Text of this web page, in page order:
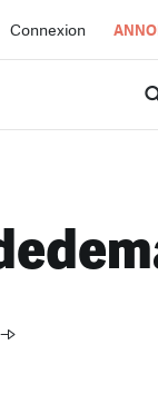
Connexion